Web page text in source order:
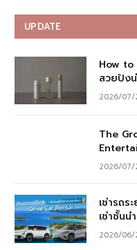
UPDATE
How to
สวยปัง
2026/07/
The
2026/07/
เช่ารถร
เช่าชั้นนำ
2026/06/